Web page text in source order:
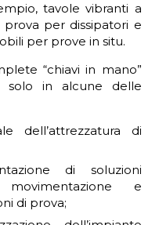
tavole vibranti a
per dissipatori e
per prove in situ.
“chiavi in mano”
solo in alcune delle
dell’attrezzatura di
di soluzioni
e
di prova;